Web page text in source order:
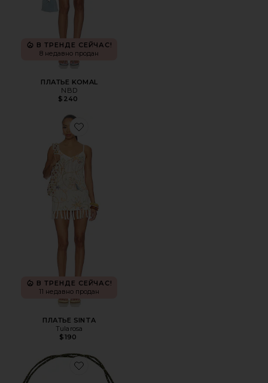
В ТРЕНДЕ СЕЙЧАС!
8 недавно продан
ПЛАТЬЕ KOMAL
NBD
$240
Favorite ПЛАТЬЕ SINTA
В ТРЕНДЕ СЕЙЧАС!
11 недавно продан
ПЛАТЬЕ SINTA
Tularosa
$190
Favorite ОЖЕРЕЛЬЕ QUINLEY